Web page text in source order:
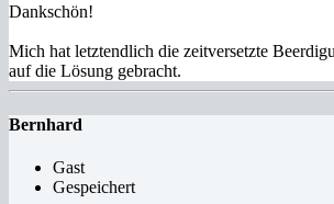
Dankschön!
Mich hat letztendlich die zeitversetzte
auf die Lösung gebracht.
Bernhard
Gast
Gespeichert